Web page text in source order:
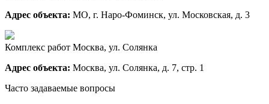
Адрес объекта: МО, г. Наро-Фоминск, ул. Московская, д. 3
Комплекс работ Москва, ул. Солянка
Адрес объекта: Москва, ул. Солянка, д. 7, стр. 1
Часто задаваемые вопросы